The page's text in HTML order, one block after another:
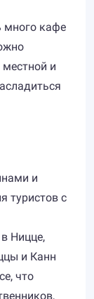
много кафе
и
и
туристов с
Ницце,
и Канн
что